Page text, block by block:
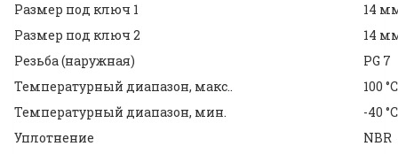
Размер под ключ 1
14
Размер под ключ 2
14
Резьба (наружная)
PG 7
Температурный диапазон, макс..
100 °C
Температурный диапазон, мин.
-40 °C
Уплотнение
NBR